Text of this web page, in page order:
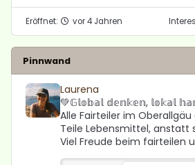
Eröffnet: vor 4 Jahren
Pinnwand
Laurena
💚𝔾𝕝𝕠𝕓𝕒𝕝 𝕕𝕖𝕟𝕜𝕖𝕟, 𝕝𝕠𝕜𝕒𝕝
Alle Fairteiler im
Teile Lebensmittel, anstatt
Viel Freude beim fairteilen